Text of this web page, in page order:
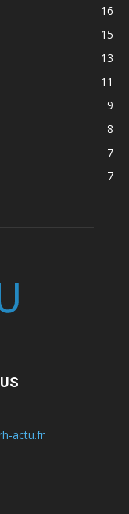
16
15
13
11
9
8
7
7
actu.fr